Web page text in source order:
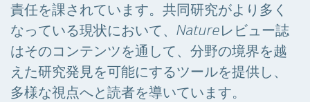
責任を課されています。共同研究がより多く
なっている現状において、Natureレビュー誌
はそのコンテンツを通して、分野の境界を越
えた研究発見を可能にするツールを提供し、
多様な視点へと読者を導いています。